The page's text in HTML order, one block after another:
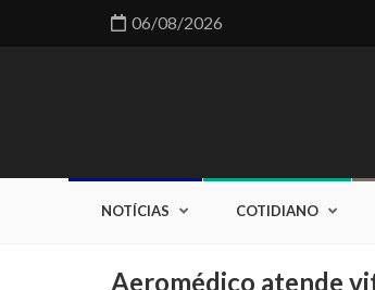
06/08/2026
NOTÍCIAS COTIDIANO
Aeromédico atende